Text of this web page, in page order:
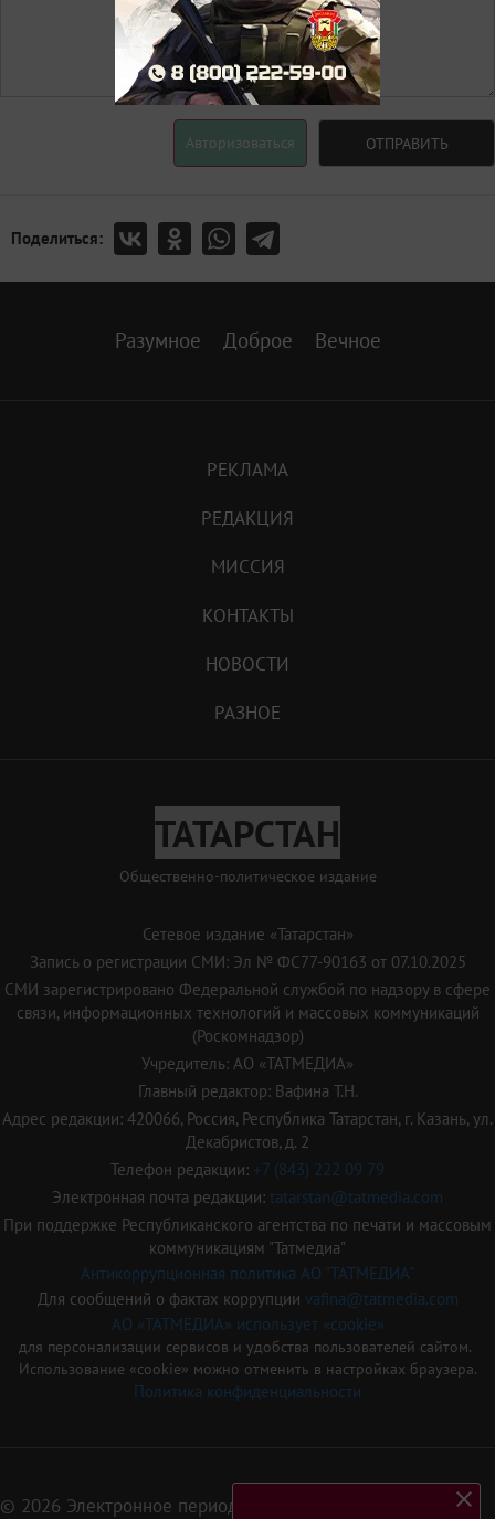
Авторизоваться ОТПРАВИТЬ
Поделиться:
Разумное Доброе Вечное
РЕКЛАМА
РЕДАКЦИЯ
МИССИЯ
КОНТАКТЫ
НОВОСТИ
РАЗНОЕ
ТАТАРСТАН
Общественно-политическое издание
Сетевое издание «Татарстан»
Запись о регистрации СМИ: Эл № ФС77-90163 от 07.10.2025
СМИ зарегистрировано Федеральной службой по надзору в сфере
связи, информационных технологий и массовых коммуникаций
(Роскомнадзор)
Учредитель: АО «ТАТМЕДИА»
Главный редактор: Вафина Т.Н.
Адрес редакции: 420066, Россия, Республика Татарстан, г. Казань, ул.
Декабристов, д. 2
Телефон редакции: +7 (843) 222 09 79
Электронная почта редакции: tatarstan@tatmedia.com
При поддержке Республиканского агентства по печати и массовым
коммуникациям "Татмедиа"
Антикоррупционная политика АО "ТАТМЕДИА"
Для сообщений о фактах коррупции vafina@tatmedia.com
АО «ТАТМЕДИА» использует «cookie»
для персонализации сервисов и удобства пользователей сайтом.
Использование «cookie» можно отменить в настройках браузера.
Политика конфиденциальности
© 2026 Электронное периодическое издание «Татарстан»